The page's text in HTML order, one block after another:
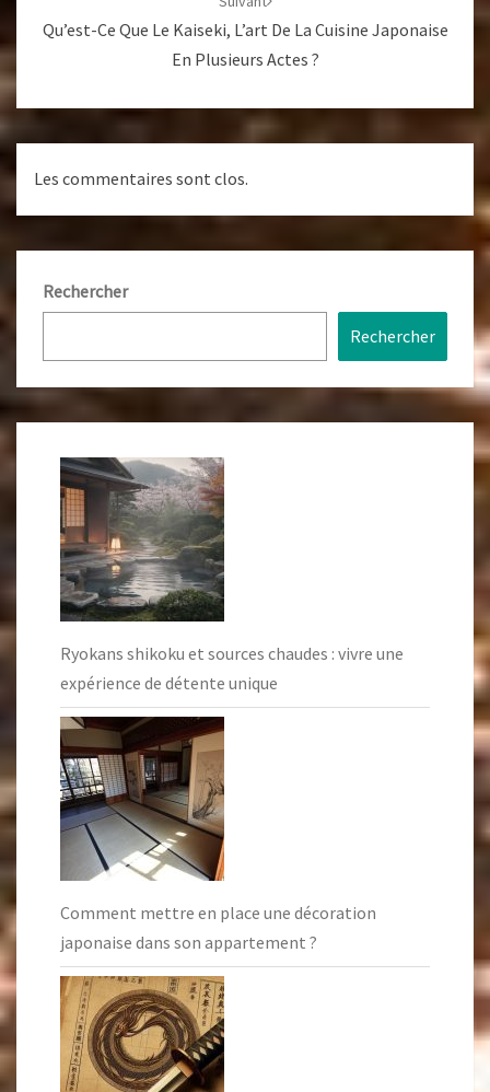
Qu’est-Ce Que Le Kaiseki, L’art De La Cuisine Japonaise
En Plusieurs Actes ?
Les commentaires sont clos.
Rechercher
Rechercher
Ryokans shikoku et sources chaudes : vivre une
expérience de détente unique
Comment mettre en place une décoration
japonaise dans son appartement ?